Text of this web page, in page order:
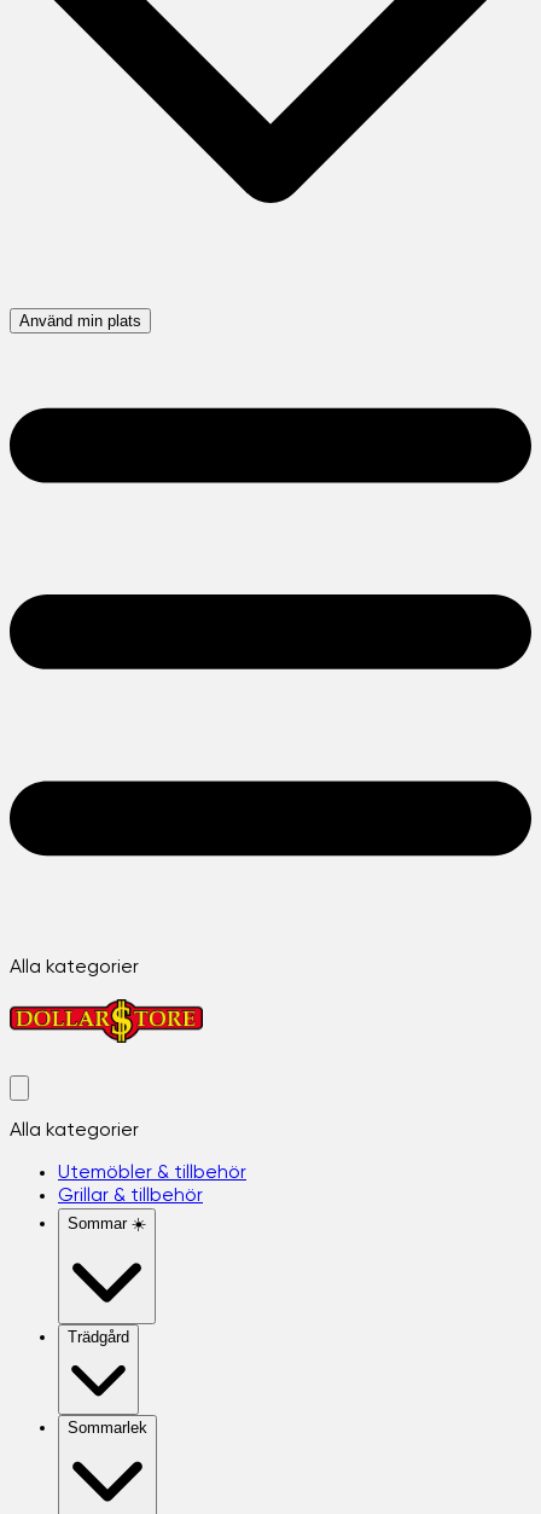
Använd min plats
Alla kategorier
Alla kategorier
Utemöbler & tillbehör
Grillar & tillbehör
Sommar ☀️
Trädgård
Sommarlek